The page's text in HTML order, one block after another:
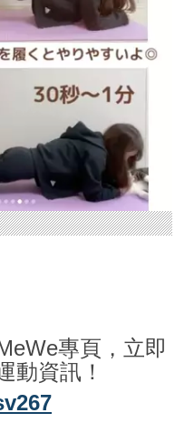
專頁，立即
動資訊！